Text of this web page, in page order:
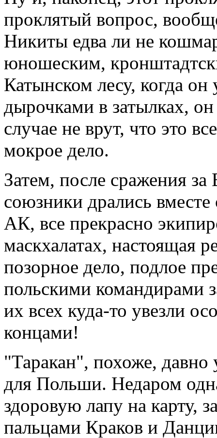
проклятый вопрос,
Никиты едва ли не
юношеским,
Катынском лесу, когда
дырочками в затылках,
случае не врут, что это
мокрое дело.
Затем, после сражения
союзники дрались
АК, все прекрасно
маскхалатах, настоящая
позорное дело, подлое
польскими командирами
их всех куда-то увезли
концами!
"Таракан", похоже, давно
для Польши. Недаром
здоровую лапу на карту,
пальцами Краков и